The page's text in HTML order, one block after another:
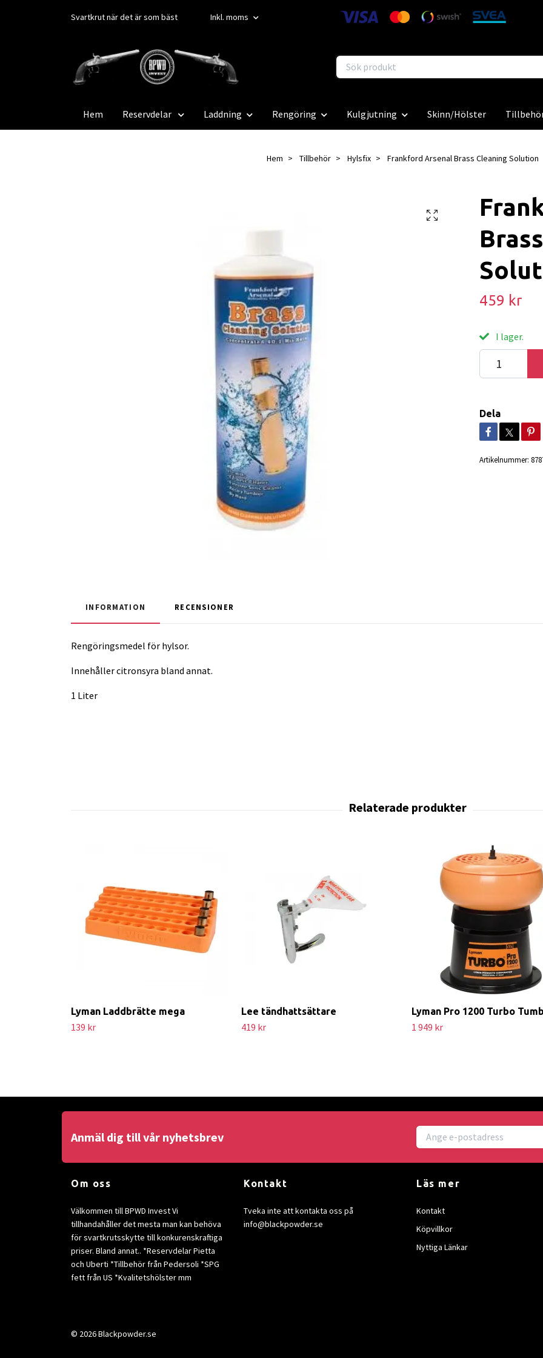
Svartkrut när det är som bäst Inkl. moms
Hem Reservdelar Laddning Rengöring Kulgjutning Skinn/Hölster
Hem Tillbehör Hylsfix Frankford Arsenal Brass Cleaning Solution
459 kr
I lager.
Dela
Artikelnummer:
INFORMATION RECENSIONER
Rengöringsmedel för hylsor.
Innehåller citronsyra bland annat.
1 Liter
Lyman Laddbrätte mega
139 kr
Lee tändhattsättare
419 kr
Lyman Pro 1200 Turbo
1 949 kr
Anmäl dig till vår nyhetsbrev
Om oss
Välkommen till BPWD Invest Vi
tillhandahåller det mesta man kan behöva
för svartkrutsskytte till konkurenskraftiga
priser. Bland annat.. *Reservdelar Pietta
och Uberti *Tillbehör från Pedersoli *SPG
fett från US *Kvalitetshölster mm
Kontakt
Tveka inte att kontakta oss på
info@blackpowder.se
Läs mer
Kontakt
Köpvillkor
Nyttiga Länkar
© 2026 Blackpowder.se